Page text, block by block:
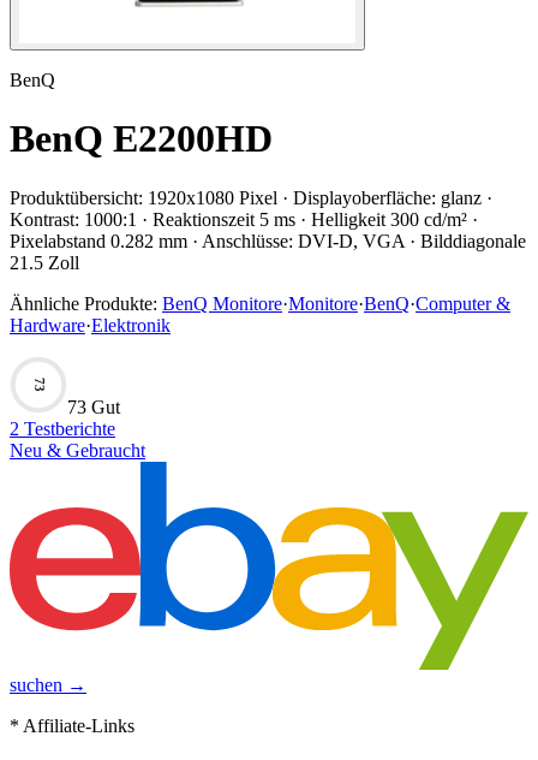
BenQ
BenQ E2200HD
Produktübersicht: 1920x1080 Pixel · Displayoberfläche: glanz ·
Kontrast: 1000:1 · Reaktionszeit 5 ms · Helligkeit 300 cd/m² ·
Pixelabstand 0.282 mm · Anschlüsse: DVI-D, VGA · Bilddiagonale
21.5 Zoll
Ähnliche Produkte: BenQ Monitore·Monitore·BenQ·Computer &
Hardware·Elektronik
73
73 Gut
2 Testberichte
Neu & Gebraucht
suchen →
* Affiliate-Links